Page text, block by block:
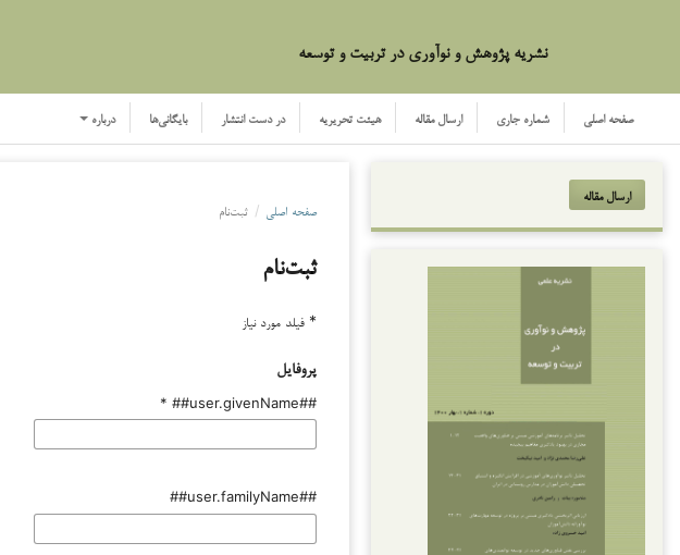
نشریه پژوهش و نوآوری در تربیت و توسعه
صفحه اصلی شماره جاری ارسال مقاله هیئت تحریریه در دست انتشار بایگانی‌ها درباره
ارسال مقاله
صفحه اصلی / ثبت‌نام
ثبت‌نام
* فیلد مورد نیاز
پروفایل
##user.givenName##
*
##user.familyName##